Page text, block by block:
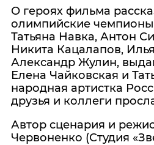
О героях фильма
олимпийские
Татьяна Навка, Антон
Никита Кацалапов,
Александр Жулин,
Елена Чайковская и
народная артистка
друзья и коллеги
Автор сценария и
Червоненко (Студия